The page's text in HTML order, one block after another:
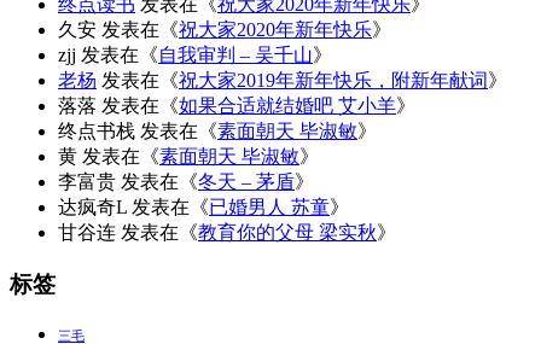
终点读书 发表在《祝大家2020年新年快乐》
久安 发表在《祝大家2020年新年快乐》
zjj 发表在《自我审判 – 吴千山》
老杨 发表在《祝大家2019年新年快乐，附新年献词》
落落 发表在《如果合适就结婚吧 艾小羊》
终点书栈 发表在《素面朝天 毕淑敏》
黄 发表在《素面朝天 毕淑敏》
李富贵 发表在《冬天 – 茅盾》
达疯奇L 发表在《已婚男人 苏童》
甘谷连 发表在《教育你的父母 梁实秋》
标签
三毛